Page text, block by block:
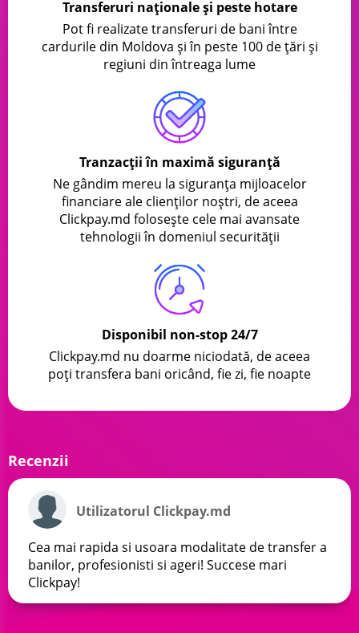
Transferuri naționale și peste hotare
Pot fi realizate transferuri de bani între
cardurile din Moldova și în peste 100 de țări și
regiuni din întreaga lume
Tranzacţii în maximă siguranţă
Ne gândim mereu la siguranța mijloacelor
financiare ale clienților noștri, de aceea
Clickpay.md folosește cele mai avansate
tehnologii în domeniul securității
Disponibil non-stop 24/7
Clickpay.md nu doarme niciodată, de aceea
poți transfera bani oricând, fie zi, fie noapte
Recenzii
Utilizatorul Clickpay.md
Cea mai rapida si usoara modalitate de transfer a
banilor, profesionisti si ageri! Succese mari
Clickpay!